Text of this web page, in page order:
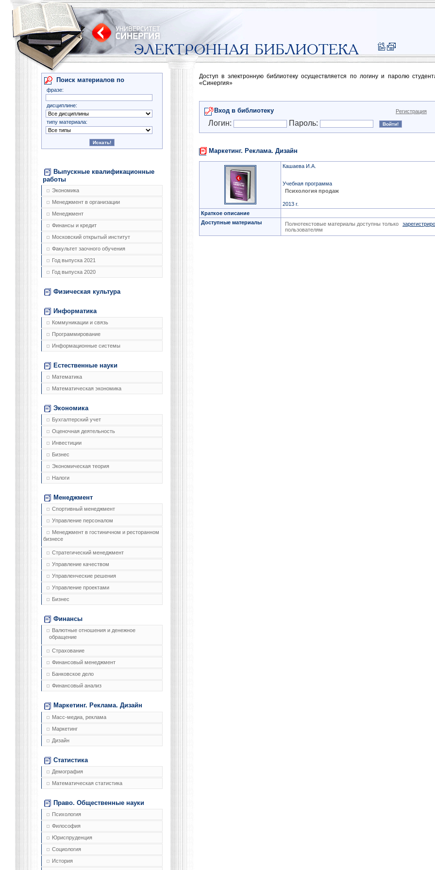
Поиск материалов по
фразе:
дисциплине:
типу материала:
Выпускные квалификационные
работы
Экономика
Менеджмент в организации
Менеджмент
Финансы и кредит
Московский открытый институт
Факультет заочного обучения
Год выпуска 2021
Год выпуска 2020
Физическая культура
Информатика
Коммуникации и связь
Программирование
Информационные системы
Естественные науки
Математика
Математическая экономика
Экономика
Бухгалтерский учет
Оценочная деятельность
Инвестиции
Бизнес
Экономическая теория
Налоги
Менеджмент
Спортивный менеджмент
Управление персоналом
Менеджмент в гостиничном и ресторанном
бизнесе
Стратегический менеджмент
Управление качеством
Управленческие решения
Управление проектами
Бизнес
Финансы
Валютные отношения и денежное
обращение
Страхование
Финансовый менеджмент
Банковское дело
Финансовый анализ
Маркетинг. Реклама. Дизайн
Масс-медиа, реклама
Маркетинг
Дизайн
Статистика
Демография
Математическая статистика
Право. Общественные науки
Психология
Философия
Юриспруденция
Социология
История
Доступ в электронную библиотеку осуществляется по логину и паролю
«Синергия»
Вход в библиотеку Регистрация
Логин: Пароль:
Маркетинг. Реклама. Дизайн
Кашаева И.А.
Учебная программа
Психология продаж
2013 г.
Краткое описание
Доступные материалы
Полнотекстовые материалы доступны только
пользователям